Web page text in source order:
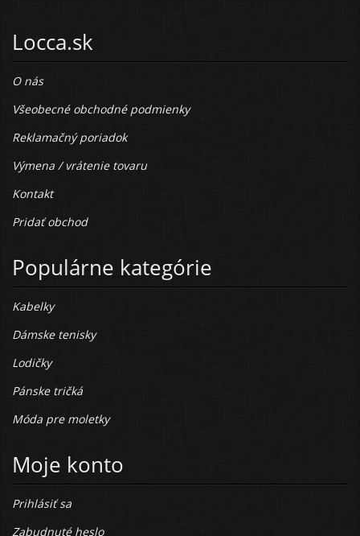
Locca.sk
O nás
Všeobecné obchodné podmienky
Reklamačný poriadok
Výmena / vrátenie tovaru
Kontakt
Pridať obchod
Populárne kategórie
Kabelky
Dámske tenisky
Lodičky
Pánske tričká
Móda pre moletky
Moje konto
Prihlásiť sa
Zabudnuté heslo